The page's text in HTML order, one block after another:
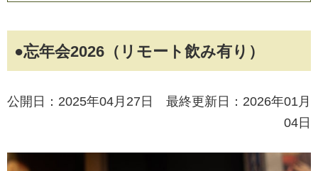
●忘年会2026（リモート飲み有り）
公開日：2025年04月27日 最終更新日：2026年01月
04日